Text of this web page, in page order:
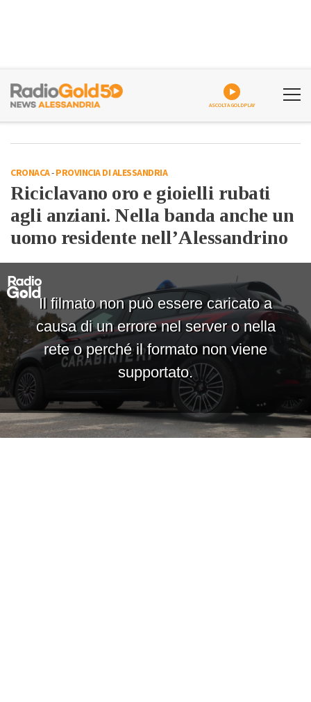
ASCOLTA GOLDPLAY
CRONACA-PROVINCIA DI ALESSANDRIA
Riciclavano oro e gioielli rubati
agli anziani. Nella banda anche un
uomo residente nell’Alessandrino